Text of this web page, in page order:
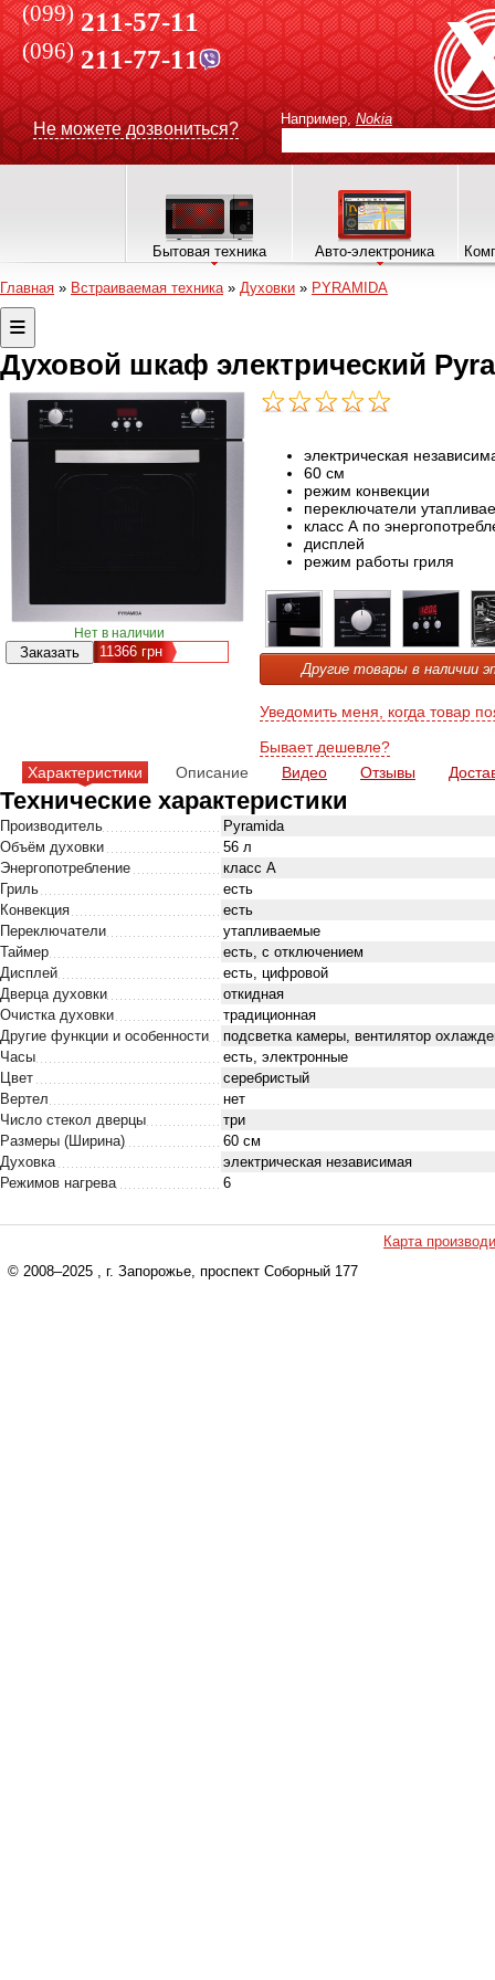
(099) 211-57-11
(096)211-77-11
Не можете дозвониться?
Например, Nokia
Бытовая техника Авто-электроника
Главная » Встраиваемая техника» Духовки » PYRAMIDA
Духовой шкаф электрический
Нет в наличии
11366 грн
электрическая
60 см
режим конвекции
переключатели
класс А по
дисплей
режим работы гриля
Другие товары в наличии
Уведомить меня, когда товар
Бывает дешевле?
Характеристики
Описание Видео Отзывы
Технические характеристики
Производитель
Pyramida
Объём духовки
56 л
Энергопотребление
класс А
Гриль
есть
Конвекция
есть
Переключатели
утапливаемые
Таймер
есть, с отключением
Дисплей
есть, цифровой
Дверца духовки
откидная
Очистка духовки
традиционная
Другие функции и особенности
подсветка камеры, вентилятор
Часы
есть, электронные
Цвет
серебристый
Вертел
нет
Число стекол дверцы
три
Размеры (Ширина)
60 см
Духовка
электрическая независимая
Режимов нагрева
6
Карта
© 2008–2025 , г. Запорожье, проспект Соборный 177